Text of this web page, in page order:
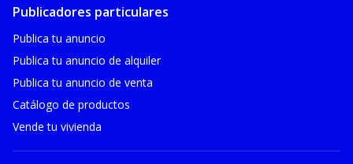
Publicadores particulares
Publica tu anuncio
Publica tu anuncio de alquiler
Publica tu anuncio de venta
Catálogo de productos
Vende tu vivienda